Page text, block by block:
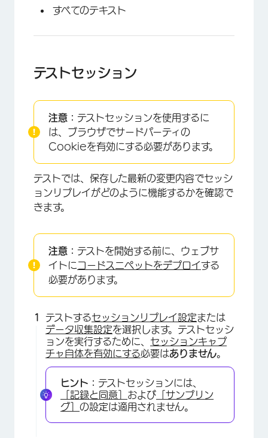
すべてのテキスト
テストセッション
注意： テストセッションを使用するに
は、ブラウザでサードパーティの
Cookieを有効にする必要があります。
テストでは、保存した最新の変更内容でセッシ
ョンリプレイがどのように機能するかを確認で
きます。
注意： テストを開始する前に、ウェブサ
イトに コードスニペットをデプロイする
必要があります。
テストするセッションリプレイ設定または
データ収集設定を選択します。テストセッシ
ョンを実行するために、 セッションキャプ
チャ自体を有効にする必要はありません。
ヒント： テストセッションには、
［記録と同意］ および ［サンプリン
グ］ の設定は適用されません。